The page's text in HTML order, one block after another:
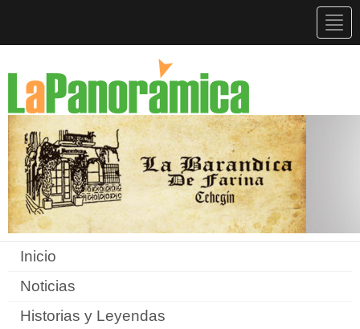
Inicio
Noticias
Historias y Leyendas